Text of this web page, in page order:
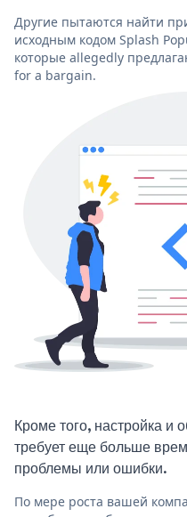
Другие пытаются найти
исходным кодом Splash
которые allegedly
for a bargain.
Кроме того, настройка
требует еще больше
проблемы или ошибки.
По мере роста вашей